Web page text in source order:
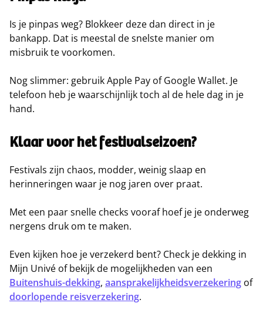
Is je pinpas weg? Blokkeer deze dan direct in je
bankapp. Dat is meestal de snelste manier om
misbruik te voorkomen.
Nog slimmer: gebruik Apple Pay of Google Wallet. Je
telefoon heb je waarschijnlijk toch al de hele dag in je
hand.
Klaar voor het festivalseizoen?
Festivals zijn chaos, modder, weinig slaap en
herinneringen waar je nog jaren over praat.
Met een paar snelle checks vooraf hoef je je onderweg
nergens druk om te maken.
Even kijken hoe je verzekerd bent? Check je dekking in
Mijn Univé of bekijk de mogelijkheden van een
Buitenshuis-dekking, aansprakelijkheidsverzekering of
doorlopende reisverzekering.